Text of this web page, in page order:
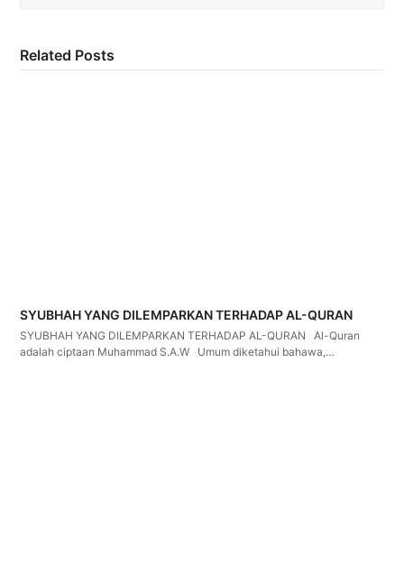
Related Posts
SYUBHAH YANG DILEMPARKAN TERHADAP AL-QURAN
SYUBHAH YANG DILEMPARKAN TERHADAP AL-QURAN Al-Quran
adalah ciptaan Muhammad S.A.W Umum diketahui bahawa,…